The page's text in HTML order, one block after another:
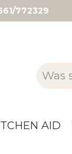
772329
AID